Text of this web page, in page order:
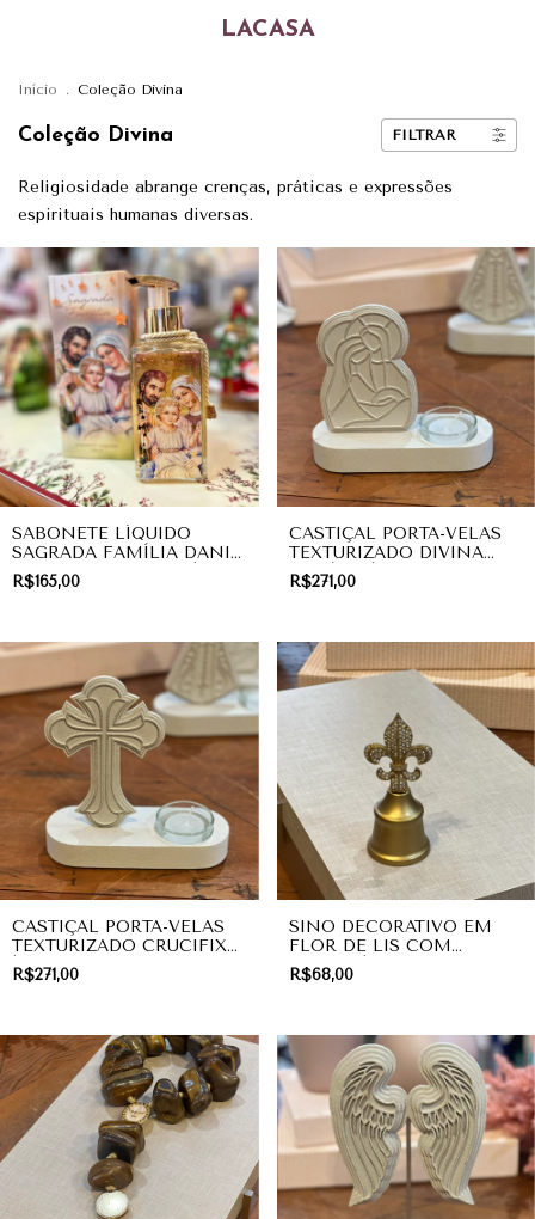
LACASA
Início . Coleção Divina
Coleção Divina FILTRAR
Religiosidade abrange crenças, práticas e expressões
espirituais humanas diversas.
SABONETE LÍQUIDO
SAGRADA FAMÍLIA DANI
FERNANDES 250ML |
PRESENTE
R$165,00
CASTIÇAL PORTA-VELAS
TEXTURIZADO DIVINA
FAMÍLIA | COLEÇÃO
DIVINA
R$271,00
CASTIÇAL PORTA-VELAS
TEXTURIZADO CRUCIFIXO
| COLEÇÃO DIVINA
R$271,00
SINO DECORATIVO EM
FLOR DE LIS COM
STRASS | DIVINO
R$68,00